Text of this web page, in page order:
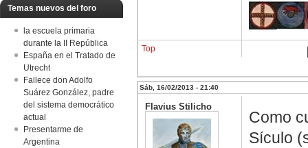
Temas nuevos del foro
la escuela primaria
durante la II República
España en el Tratado de
Utrecht
Fallece don Adolfo
Suárez González, padre
del sistema democrático
actual
Presentarme de
Argentina
Top
Sáb, 16/02/2013 - 21:40
Flavius Stilicho
Como
Sículo